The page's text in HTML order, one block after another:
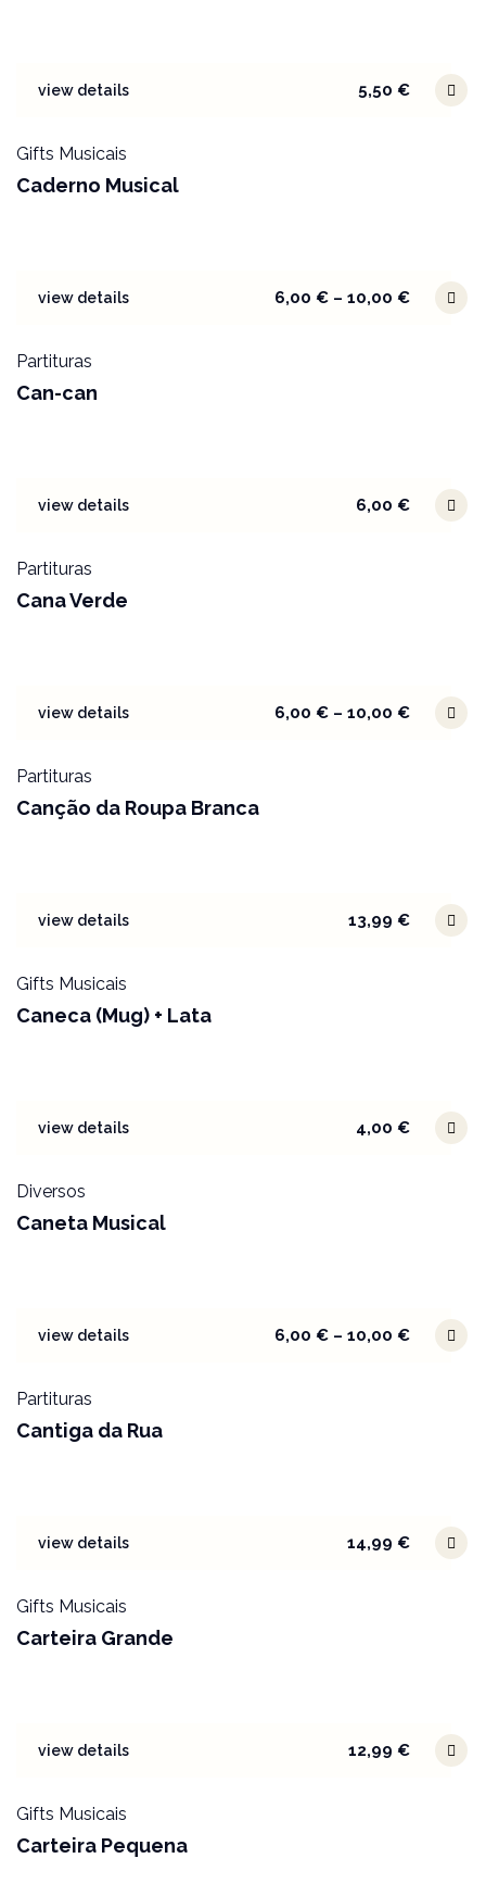
view details 5,50 €
Gifts Musicais
Caderno Musical
view details 6,00 €– 10,00 €
Partituras
Can-can
view details 6,00 €
Partituras
Cana Verde
view details 6,00 €– 10,00 €
Partituras
Canção da Roupa Branca
view details 13,99 €
Gifts Musicais
Caneca (Mug) + Lata
view details 4,00 €
Diversos
Caneta Musical
view details 6,00 €– 10,00 €
Partituras
Cantiga da Rua
view details 14,99 €
Gifts Musicais
Carteira Grande
view details 12,99 €
Gifts Musicais
Carteira Pequena